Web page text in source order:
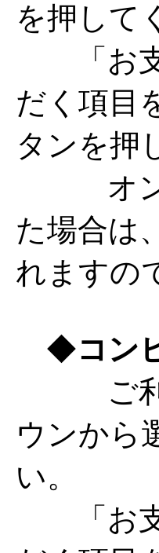
を押して
「お支
だく項目
タンを押
オンラ
た場合は
れますの
◆コン
ご利用
ウンから
い。
「お支